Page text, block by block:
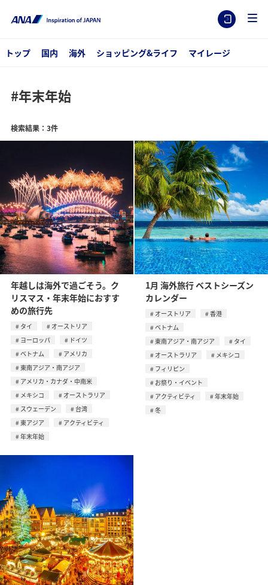
トップ 国内 海外 ショッピング&ライフ マイレージ
#年末年始
検索結果：3件
年越しは海外で過ごそう。ク
リスマス・年末年始におすす
めの旅行先
タイ
オーストリア
ヨーロッパ
ドイツ
ベトナム
アメリカ
東南アジア・南アジア
アメリカ・カナダ・中南米
メキシコ
オーストラリア
スウェーデン
台湾
東アジア
アクティビティ
年末年始
1月 海外旅行 ベストシーズン
カレンダー
オーストリア
香港
ベトナム
東南アジア・南アジア
タイ
オーストラリア
メキシコ
フィリピン
お祭り・イベント
アクティビティ
年末年始
冬